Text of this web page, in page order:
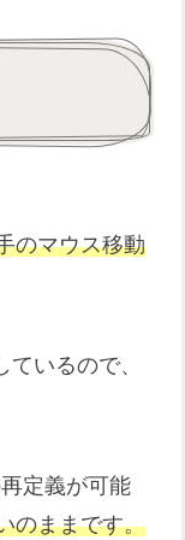
のマウス移動
いるので、
定義が可能
のままです。